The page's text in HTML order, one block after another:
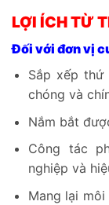
LỢI ÍCH TỪ
Đối với đơn vị
Sắp xếp
chóng và
Nắm bắt
Công tác
nghiệp và
Mang lại